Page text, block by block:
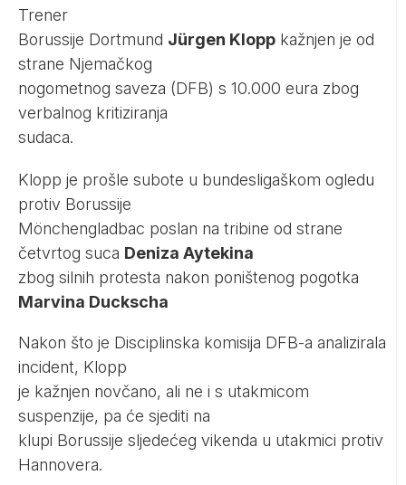
Trener
Borussije Dortmund Jürgen Klopp kažnjen je od
strane Njemačkog
nogometnog saveza (DFB) s 10.000 eura zbog
verbalnog kritiziranja
sudaca.
Klopp je prošle subote u bundesligaškom ogledu
protiv Borussije
Mönchengladbac poslan na tribine od strane
četvrtog suca Deniza Aytekina
zbog silnih protesta nakon poništenog pogotka
Marvina Duckscha
Nakon što je Disciplinska komisija DFB-a analizirala
incident, Klopp
je kažnjen novčano, ali ne i s utakmicom
suspenzije, pa će sjediti na
klupi Borussije sljedećeg vikenda u utakmici protiv
Hannovera.